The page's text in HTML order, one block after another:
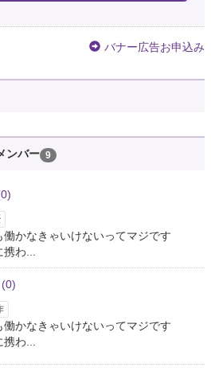
3年以上前
)
t.co/iG963L301y
集団極東上演社の赤沼と申します。 この
おりました 第５回公演を中止させていただ
てくださっていた皆様、 誠に申し訳ござ
バナー広告お申込み
ンバー 9
働かなきゃいけないってマジです
わ...
(0)
働かなきゃいけないってマジです
わ...